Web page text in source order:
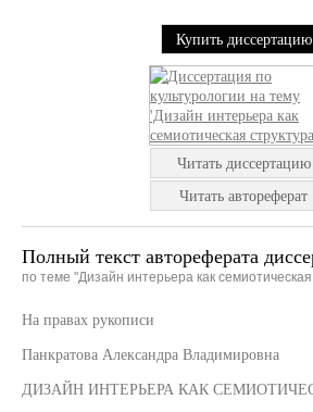
Купить диссертацию
Читать диссертацию
Читать автореферат
Полный текст автореферата
по теме "Дизайн интерьера как семиотическая
На правах рукописи
Панкратова Александра Владимировна
ДИЗАЙН ИНТЕРЬЕРА КАК